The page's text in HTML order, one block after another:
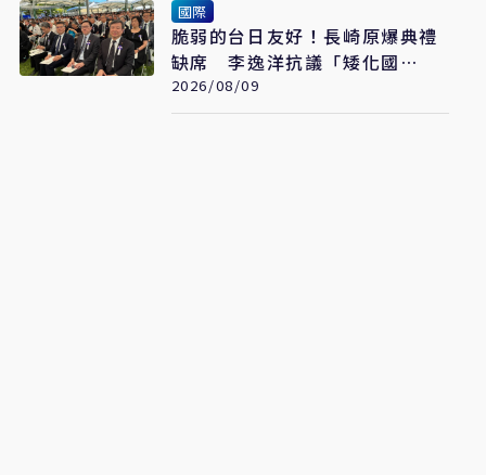
國際
脆弱的台日友好！長崎原爆典禮
缺席 李逸洋抗議「矮化國
格」：日媒揭長崎特殊安排
2026/08/09